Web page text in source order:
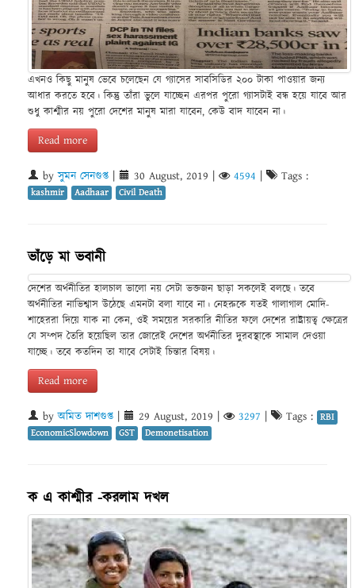
এখনও কিছু মানুষ ভেবে চলেছেন যে গ্যাসের সাবসিডির ২০০ টাকা পাওয়ার জন্য
আধার করতে হবে। কিন্তু তাঁরা ভুলে যাচ্ছেন এরপর পুরো গ্যাসটাই বন্ধ হয়ে যাবে আর
শুধু কাশ্মীর নয় পুরো দেশের মানুষ মারা যাবেন, কেউ বাদ যাবেন না।
Read more
byসুমন সেনগুপ্ত 30 August, 2019 4594 Tags :
kashmir Aadhaar Civil Death
ভাঁড়ে মা ভবানী
দেশের অর্থনীতির হালচাল ভালো নয় সেটা ভক্তজন ছাড়া সকলেই বলছে। তবে
অর্থনীতির নাভিশ্বাস উঠেছে এমনটা বলা যাবে না। নেহরুকে যতই গালাগাল মোদি-
শাহেররা দিয়ে যাক না কেন, ওই সময়ের সরকারি নীতির ফলে দেশের রাষ্ট্রায়ত্ব ক্ষেত্রের
যে সম্পদ তৈরি হয়েছিল তার জোরেই দেশের অর্থনীতির দুরবস্থাকে সামাল দেওয়া
যাচ্ছে। তবে কতদিন তা যাবে সেটাই চিন্তার বিষয়।
Read more
byঅমিত দাশগুপ্ত 29 August, 2019 3297 Tags : RBI
EconomicSlowdown
GST Demonetisation
ক এ কাশ্মীর -করলাম দখল